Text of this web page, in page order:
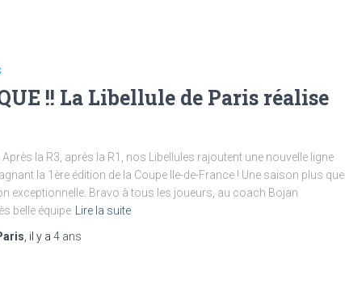
!! La Libellule de Paris réalise
Après la R3, après la R1, nos Libellules rajoutent une nouvelle ligne
la 1ère édition de la Coupe Ile-de-France ! Une saison plus que
exceptionnelle. Bravo à tous les joueurs, au coach Bojan
belle équipe
Lire la suite
, il y a 4 ans